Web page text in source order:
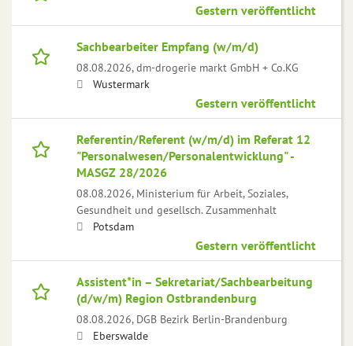
Gestern veröffentlicht
Sachbearbeiter Empfang (w/m/d)
08.08.2026,dm-drogerie markt GmbH + Co.KG
Wustermark
Gestern veröffentlicht
Referentin/Referent (w/m/d) im Referat 12
"Personalwesen/Personalentwicklung" -
MASGZ 28/2026
08.08.2026, Ministerium für Arbeit, Soziales,
Gesundheit und gesellsch. Zusammenhalt
Potsdam
Gestern veröffentlicht
Assistent*in – Sekretariat/Sachbearbeitung
(d/w/m) Region Ostbrandenburg
08.08.2026, DGB Bezirk Berlin-Brandenburg
Eberswalde